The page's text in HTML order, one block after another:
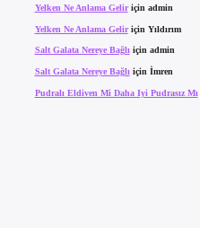
Yelken Ne Anlama Geliriçin admin
Yelken Ne Anlama Geliriçin Yıldırım
Salt Galata Nereye Bağlıiçin admin
Salt Galata Nereye Bağlı için İmren
Pudralı Eldiven Mi Daha Iyi Pudrasız Mı